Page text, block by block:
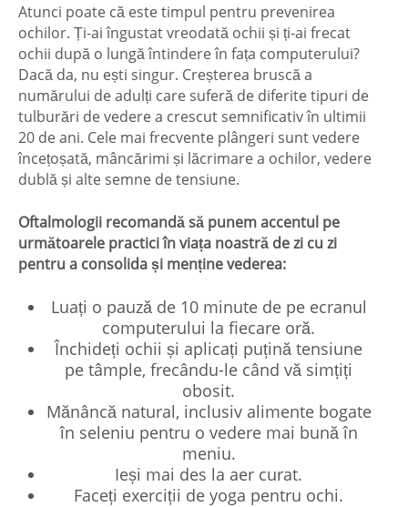
Atunci poate că este timpul pentru prevenirea
ochilor. Ți-ai îngustat vreodată ochii și ți-ai frecat
ochii după o lungă întindere în fața computerului?
Dacă da, nu ești singur. Creșterea bruscă a
numărului de adulți care suferă de diferite tipuri de
tulburări de vedere a crescut semnificativ în ultimii
20 de ani. Cele mai frecvente plângeri sunt vedere
încețoșată, mâncărimi și lăcrimare a ochilor, vedere
dublă și alte semne de tensiune.
Oftalmologii recomandă să punem accentul pe
următoarele practici în viața noastră de zi cu zi
pentru a consolida și menține vederea:
Luați o pauză de 10 minute de pe ecranul
computerului la fiecare oră.
Închideți ochii și aplicați puțină tensiune
pe tâmple, frecându-le când vă simțiți
obosit.
Mănâncă natural, inclusiv alimente bogate
în seleniu pentru o vedere mai bună în
meniu.
Ieși mai des la aer curat.
Faceți exerciții de yoga pentru ochi.